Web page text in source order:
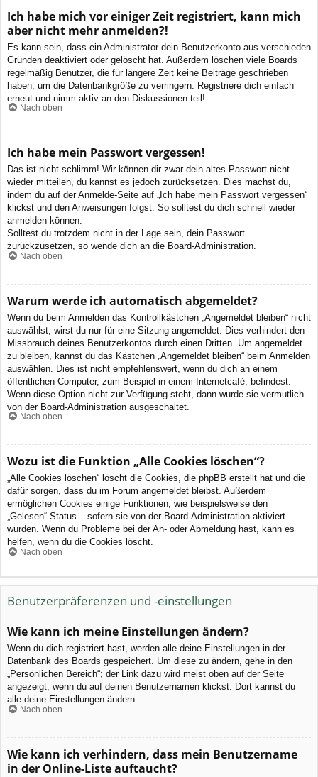
Ich habe mich vor einiger Zeit registriert, kann mich
aber nicht mehr anmelden?!
Es kann sein, dass ein Administrator dein Benutzerkonto aus verschieden
Gründen deaktiviert oder gelöscht hat. Außerdem löschen viele Boards
regelmäßig Benutzer, die für längere Zeit keine Beiträge geschrieben
haben, um die Datenbankgröße zu verringern. Registriere dich einfach
erneut und nimm aktiv an den Diskussionen teil!
Nach oben
Ich habe mein Passwort vergessen!
Das ist nicht schlimm! Wir können dir zwar dein altes Passwort nicht
wieder mitteilen, du kannst es jedoch zurücksetzen. Dies machst du,
indem du auf der Anmelde-Seite auf „Ich habe mein Passwort vergessen“
klickst und den Anweisungen folgst. So solltest du dich schnell wieder
anmelden können.
Solltest du trotzdem nicht in der Lage sein, dein Passwort
zurückzusetzen, so wende dich an die Board-Administration.
Nach oben
Warum werde ich automatisch abgemeldet?
Wenn du beim Anmelden das Kontrollkästchen „Angemeldet bleiben“ nicht
auswählst, wirst du nur für eine Sitzung angemeldet. Dies verhindert den
Missbrauch deines Benutzerkontos durch einen Dritten. Um angemeldet
zu bleiben, kannst du das Kästchen „Angemeldet bleiben“ beim Anmelden
auswählen. Dies ist nicht empfehlenswert, wenn du dich an einem
öffentlichen Computer, zum Beispiel in einem Internetcafé, befindest.
Wenn diese Option nicht zur Verfügung steht, dann wurde sie vermutlich
von der Board-Administration ausgeschaltet.
Nach oben
Wozu ist die Funktion „Alle Cookies löschen“?
„Alle Cookies löschen“ löscht die Cookies, die phpBB erstellt hat und die
dafür sorgen, dass du im Forum angemeldet bleibst. Außerdem
ermöglichen Cookies einige Funktionen, wie beispielsweise den
„Gelesen“-Status – sofern sie von der Board-Administration aktiviert
wurden. Wenn du Probleme bei der An- oder Abmeldung hast, kann es
helfen, wenn du die Cookies löscht.
Nach oben
Benutzerpräferenzen und -einstellungen
Wie kann ich meine Einstellungen ändern?
Wenn du dich registriert hast, werden alle deine Einstellungen in der
Datenbank des Boards gespeichert. Um diese zu ändern, gehe in den
„Persönlichen Bereich“; der Link dazu wird meist oben auf der Seite
angezeigt, wenn du auf deinen Benutzernamen klickst. Dort kannst du
alle deine Einstellungen ändern.
Nach oben
Wie kann ich verhindern, dass mein Benutzername
in der Online-Liste auftaucht?